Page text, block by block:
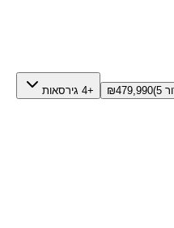
₪479,990 +4 גירסאות